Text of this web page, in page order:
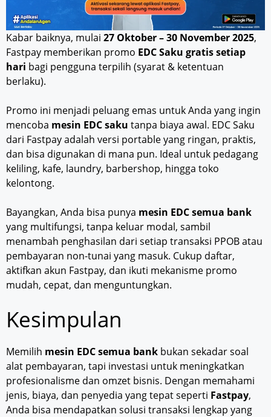
Kabar baiknya, mulai 27 Oktober – 30 November 2025,
Fastpay memberikan promo EDC Saku gratis setiap
hari bagi pengguna terpilih (syarat & ketentuan
berlaku).
Promo ini menjadi peluang emas untuk Anda yang ingin
mencoba mesin EDC saku tanpa biaya awal. EDC Saku
dari Fastpay adalah versi portable yang ringan, praktis,
dan bisa digunakan di mana pun. Ideal untuk pedagang
keliling, kafe, laundry, barbershop, hingga toko
kelontong.
Bayangkan, Anda bisa punya mesin EDC semua bank
yang multifungsi, tanpa keluar modal, sambil
menambah penghasilan dari setiap transaksi PPOB atau
pembayaran non-tunai yang masuk. Cukup daftar,
aktifkan akun Fastpay, dan ikuti mekanisme promo
mudah, cepat, dan menguntungkan.
Kesimpulan
Memilih mesin EDC semua bank bukan sekadar soal
alat pembayaran, tapi investasi untuk meningkatkan
profesionalisme dan omzet bisnis. Dengan memahami
jenis, biaya, dan penyedia yang tepat seperti Fastpay,
Anda bisa mendapatkan solusi transaksi lengkap yang